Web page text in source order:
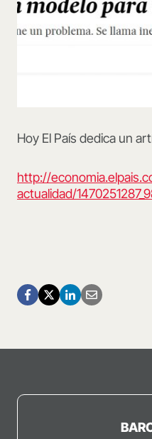
Hoy El País dedica un
http://
actualidad/